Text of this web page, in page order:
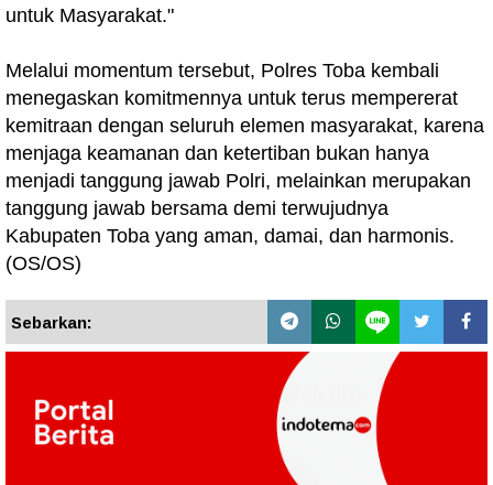
untuk Masyarakat."
Melalui momentum tersebut, Polres Toba kembali
menegaskan komitmennya untuk terus mempererat
kemitraan dengan seluruh elemen masyarakat, karena
menjaga keamanan dan ketertiban bukan hanya
menjadi tanggung jawab Polri, melainkan merupakan
tanggung jawab bersama demi terwujudnya
Kabupaten Toba yang aman, damai, dan harmonis.
(OS/OS)
Sebarkan: